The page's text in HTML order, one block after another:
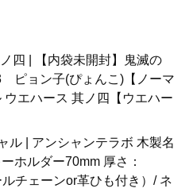
四 | 【内袋未開封】鬼滅の
ョン子(ぴょんこ)【ノーマ
エハース 其ノ四【ウエハー
ル | アンシャンテラボ 木製名
ホルダー70mm 厚さ：
チェーンor革ひも付き）/ ネ